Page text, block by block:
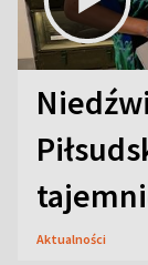
Aktualności